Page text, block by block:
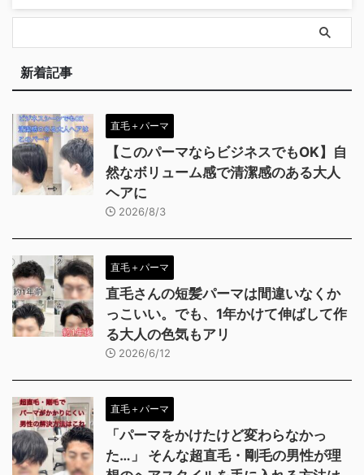
新着記事
直毛＋パーマ
【このパーマならビジネスでもOK】自
然なボリューム感で清潔感のある大人
ヘアに
2026/8/3
直毛＋パーマ
直毛さんの短髪パーマは間違いなくか
っこいい。でも、1年かけて伸ばして作
る大人の色気もアリ
2026/6/12
直毛＋パーマ
「パーマをかけたけど変わらなかっ
た…」 そんな超直毛・剛毛の男性が理